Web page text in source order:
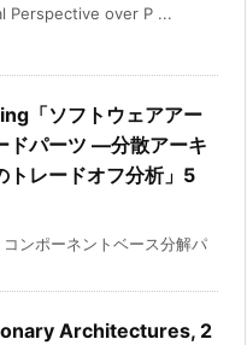
Perspective over P ...
「ソフトウェアアー
ドパーツ ―分散アーキ
トレードオフ分析」5
ンポーネントベース分解パ
Architectures, 2